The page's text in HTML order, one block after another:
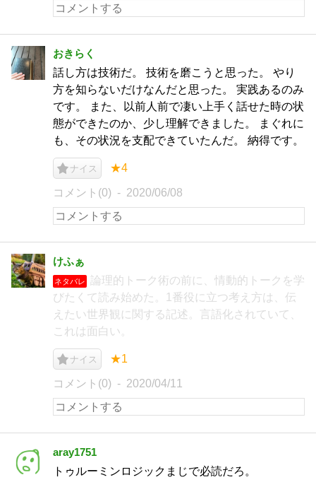
おきらく
話し方は技術だ。 技術を磨こうと思った。 やり
方を知らないだけなんだと思った。 実践あるのみ
です。 また、以前人前で凄い上手く話せた時の状
態ができたのか、少し理解できました。 まぐれに
も、その状況を支配できていたんだ。 納得です。
ナイス ★4
コメント(0) 2020/06/08
けふぁ
ネタバレ
論理的トーク術の前に、情動的トークを学
びたくて読み始めた。1番役に立つ考え方は、伝
えたい世界観に関する記述。言語化されていて、
これは面白い。
ナイス ★1
コメント(0) 2020/04/11
aray1751
トゥルーミンロジックまじで必読だろ。